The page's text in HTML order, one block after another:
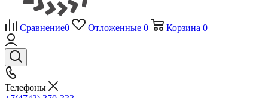
Сравнение0 Отложенные 0 Корзина 0
Телефоны